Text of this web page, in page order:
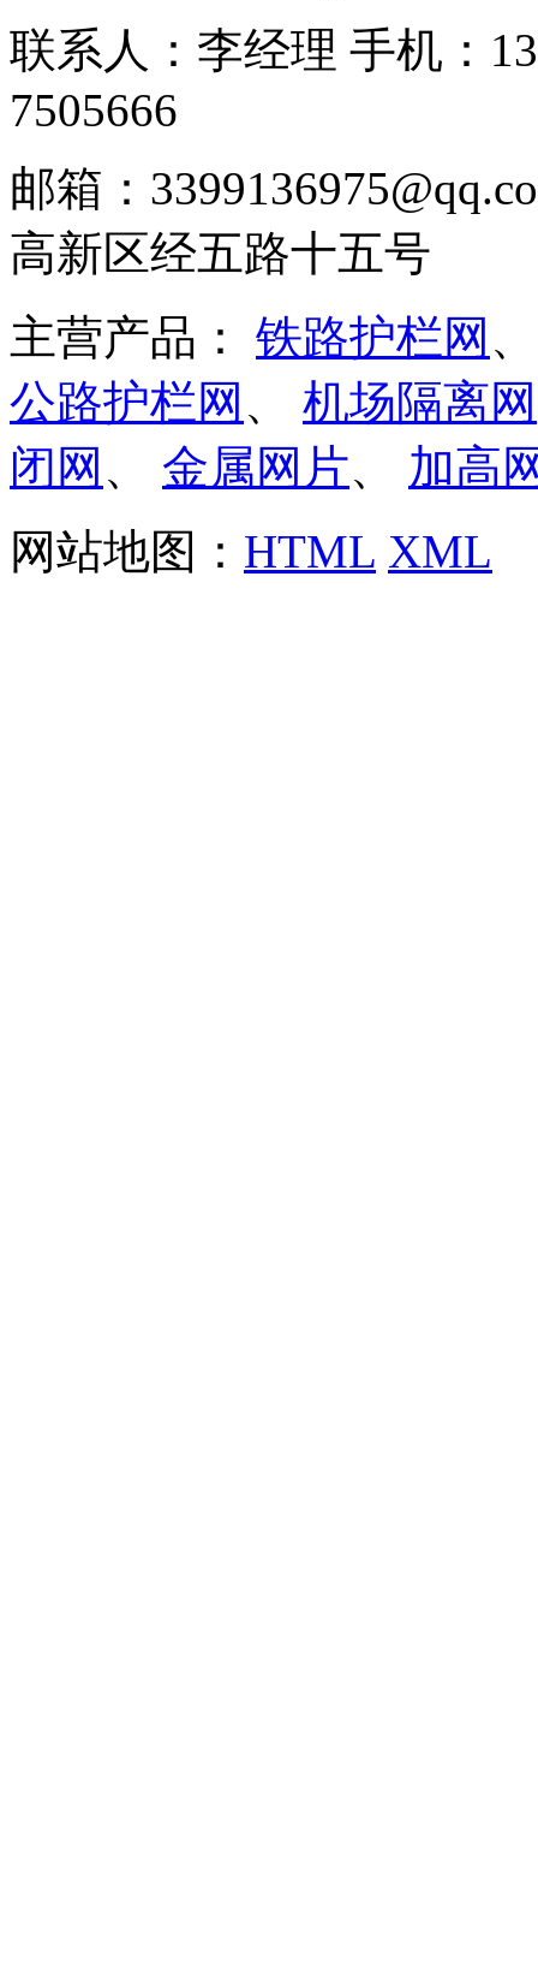
联系人：李经理 手机：
7505666
邮箱：
高新区经五路十五号
主营产品： 铁路护栏网
公路护栏网 、 机场隔离网
闭网 、 金属网片、 加高
网站地图： HTML XML